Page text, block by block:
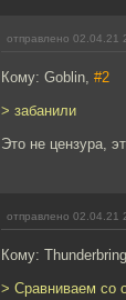
отправлено 02.04.21
Кому: Goblin, #2
> забанили
Это не цензура,
отправлено 02.04.21
Кому:
> Сравниваем со